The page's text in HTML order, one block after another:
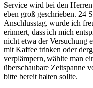
Service wird bei den
eben groß geschrieben. 24
Anschlusstag, wurde ich
erinnert, dass ich mich
nicht etwa der Versuchung
mit Kaffee trinken oder
verplämpern, wählte man
überschaubare Zeitspanne
bitte bereit halten sollte.